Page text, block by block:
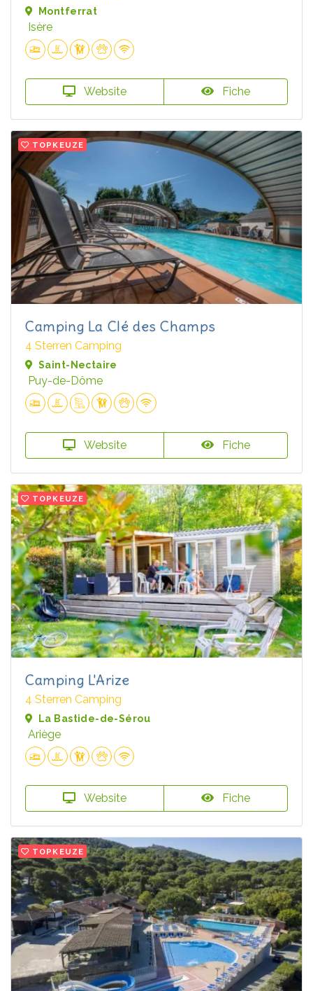
Montferrat
Isère
Website Fiche
TOPKEUZE
Camping La Clé des Champs
4 Sterren Camping
Saint-Nectaire
Puy-de-Dôme
Website Fiche
TOPKEUZE
Camping L'Arize
4 Sterren Camping
La Bastide-de-Sérou
Ariège
Website Fiche
TOPKEUZE